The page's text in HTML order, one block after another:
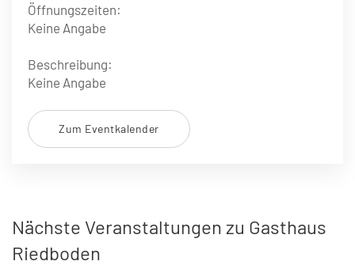
Öffnungszeiten:
Keine Angabe
Beschreibung:
Keine Angabe
Zum Eventkalender
Nächste Veranstaltungen zu Gasthaus
Riedboden